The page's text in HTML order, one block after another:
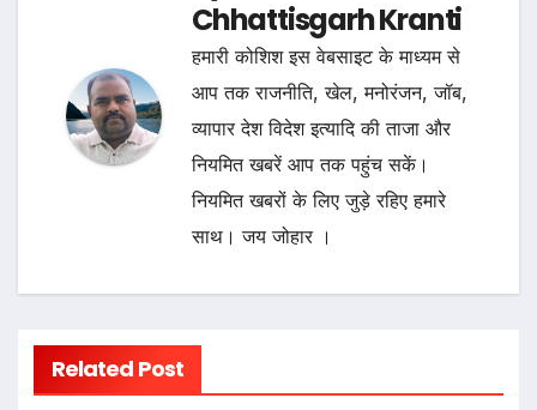
Chhattisgarh Kranti
हमारी कोशिश इस वेबसाइट के माध्यम से
आप तक राजनीति, खेल, मनोरंजन, जॉब,
व्यापार देश विदेश इत्यादि की ताजा और
नियमित खबरें आप तक पहुंच सकें।
नियमित खबरों के लिए जुड़े रहिए हमारे
साथ। जय जोहार ।
Related Post